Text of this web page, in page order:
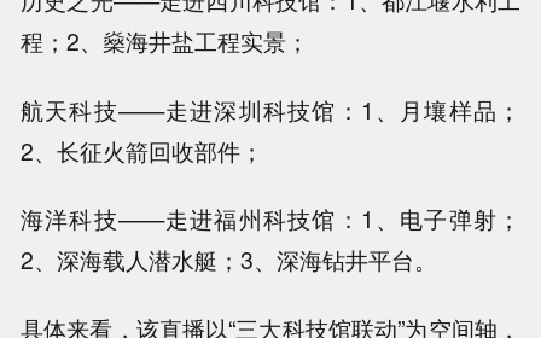
程；2、燊海井盐工程实景；
航天科技——走进深圳科技馆：1、月壤样品；
2、长征火箭回收部件；
海洋科技——走进福州科技馆：1、电子弹射；
2、深海载人潜水艇；3、深海钻井平台。
具体来看，该直播以“三大科技馆联动”为空间轴，